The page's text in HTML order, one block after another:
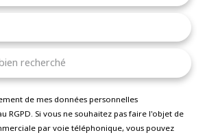
recherché
de mes données personnelles
RGPD. Si vous ne souhaitez pas faire l'objet de
par voie téléphonique, vous pouvez